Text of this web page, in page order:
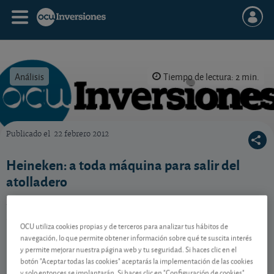
Análisis Tiempo de lectura: 2 min.
Publicado el 22 febrero 2012
Heineken: a toda máquina para salir del
atolladero
Contenido reservado a SOCIOS
OCU utiliza cookies propias y de terceros para analizar tus hábitos de
navegación, lo que permite obtener información sobre qué te suscita interés
y permite mejorar nuestra página web y tu seguridad. Si haces clic en el
botón "Aceptar todas las cookies" aceptarás la implementación de las cookies